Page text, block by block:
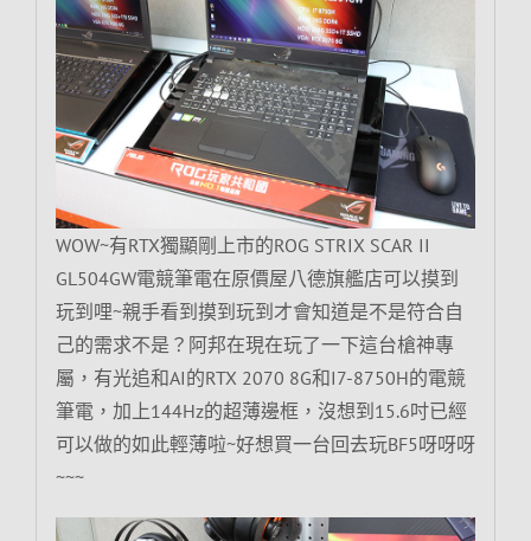
WOW~有RTX獨顯剛上市的ROG STRIX SCAR II
GL504GW電競筆電在原價屋八德旗艦店可以摸到
玩到哩~親手看到摸到玩到才會知道是不是符合自
己的需求不是？阿邦在現在玩了一下這台槍神專
屬，有光追和AI的RTX 2070 8G和I7-8750H的電競
筆電，加上144Hz的超薄邊框，沒想到15.6吋已經
可以做的如此輕薄啦~好想買一台回去玩BF5呀呀呀
~~~